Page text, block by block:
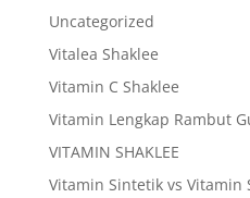
Uncategorized
Vitalea Shaklee
Vitamin C Shaklee
Vitamin Lengkap Rambut
VITAMIN SHAKLEE
Vitamin Sintetik vs Vitamin